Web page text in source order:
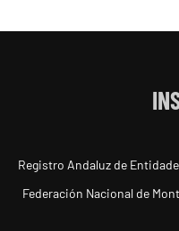
Registro Andaluz de
Federación Nacional de